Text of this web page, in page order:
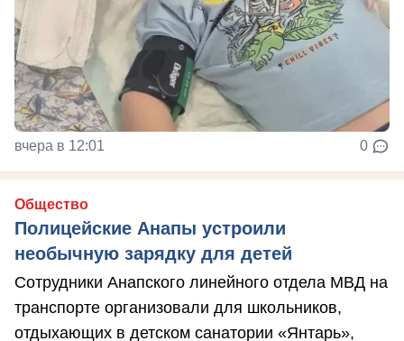
вчера в 12:01 0
Общество
Полицейские Анапы устроили
необычную зарядку для детей
Сотрудники Анапского линейного отдела МВД на
транспорте организовали для школьников,
отдыхающих в детском санатории «Янтарь»,